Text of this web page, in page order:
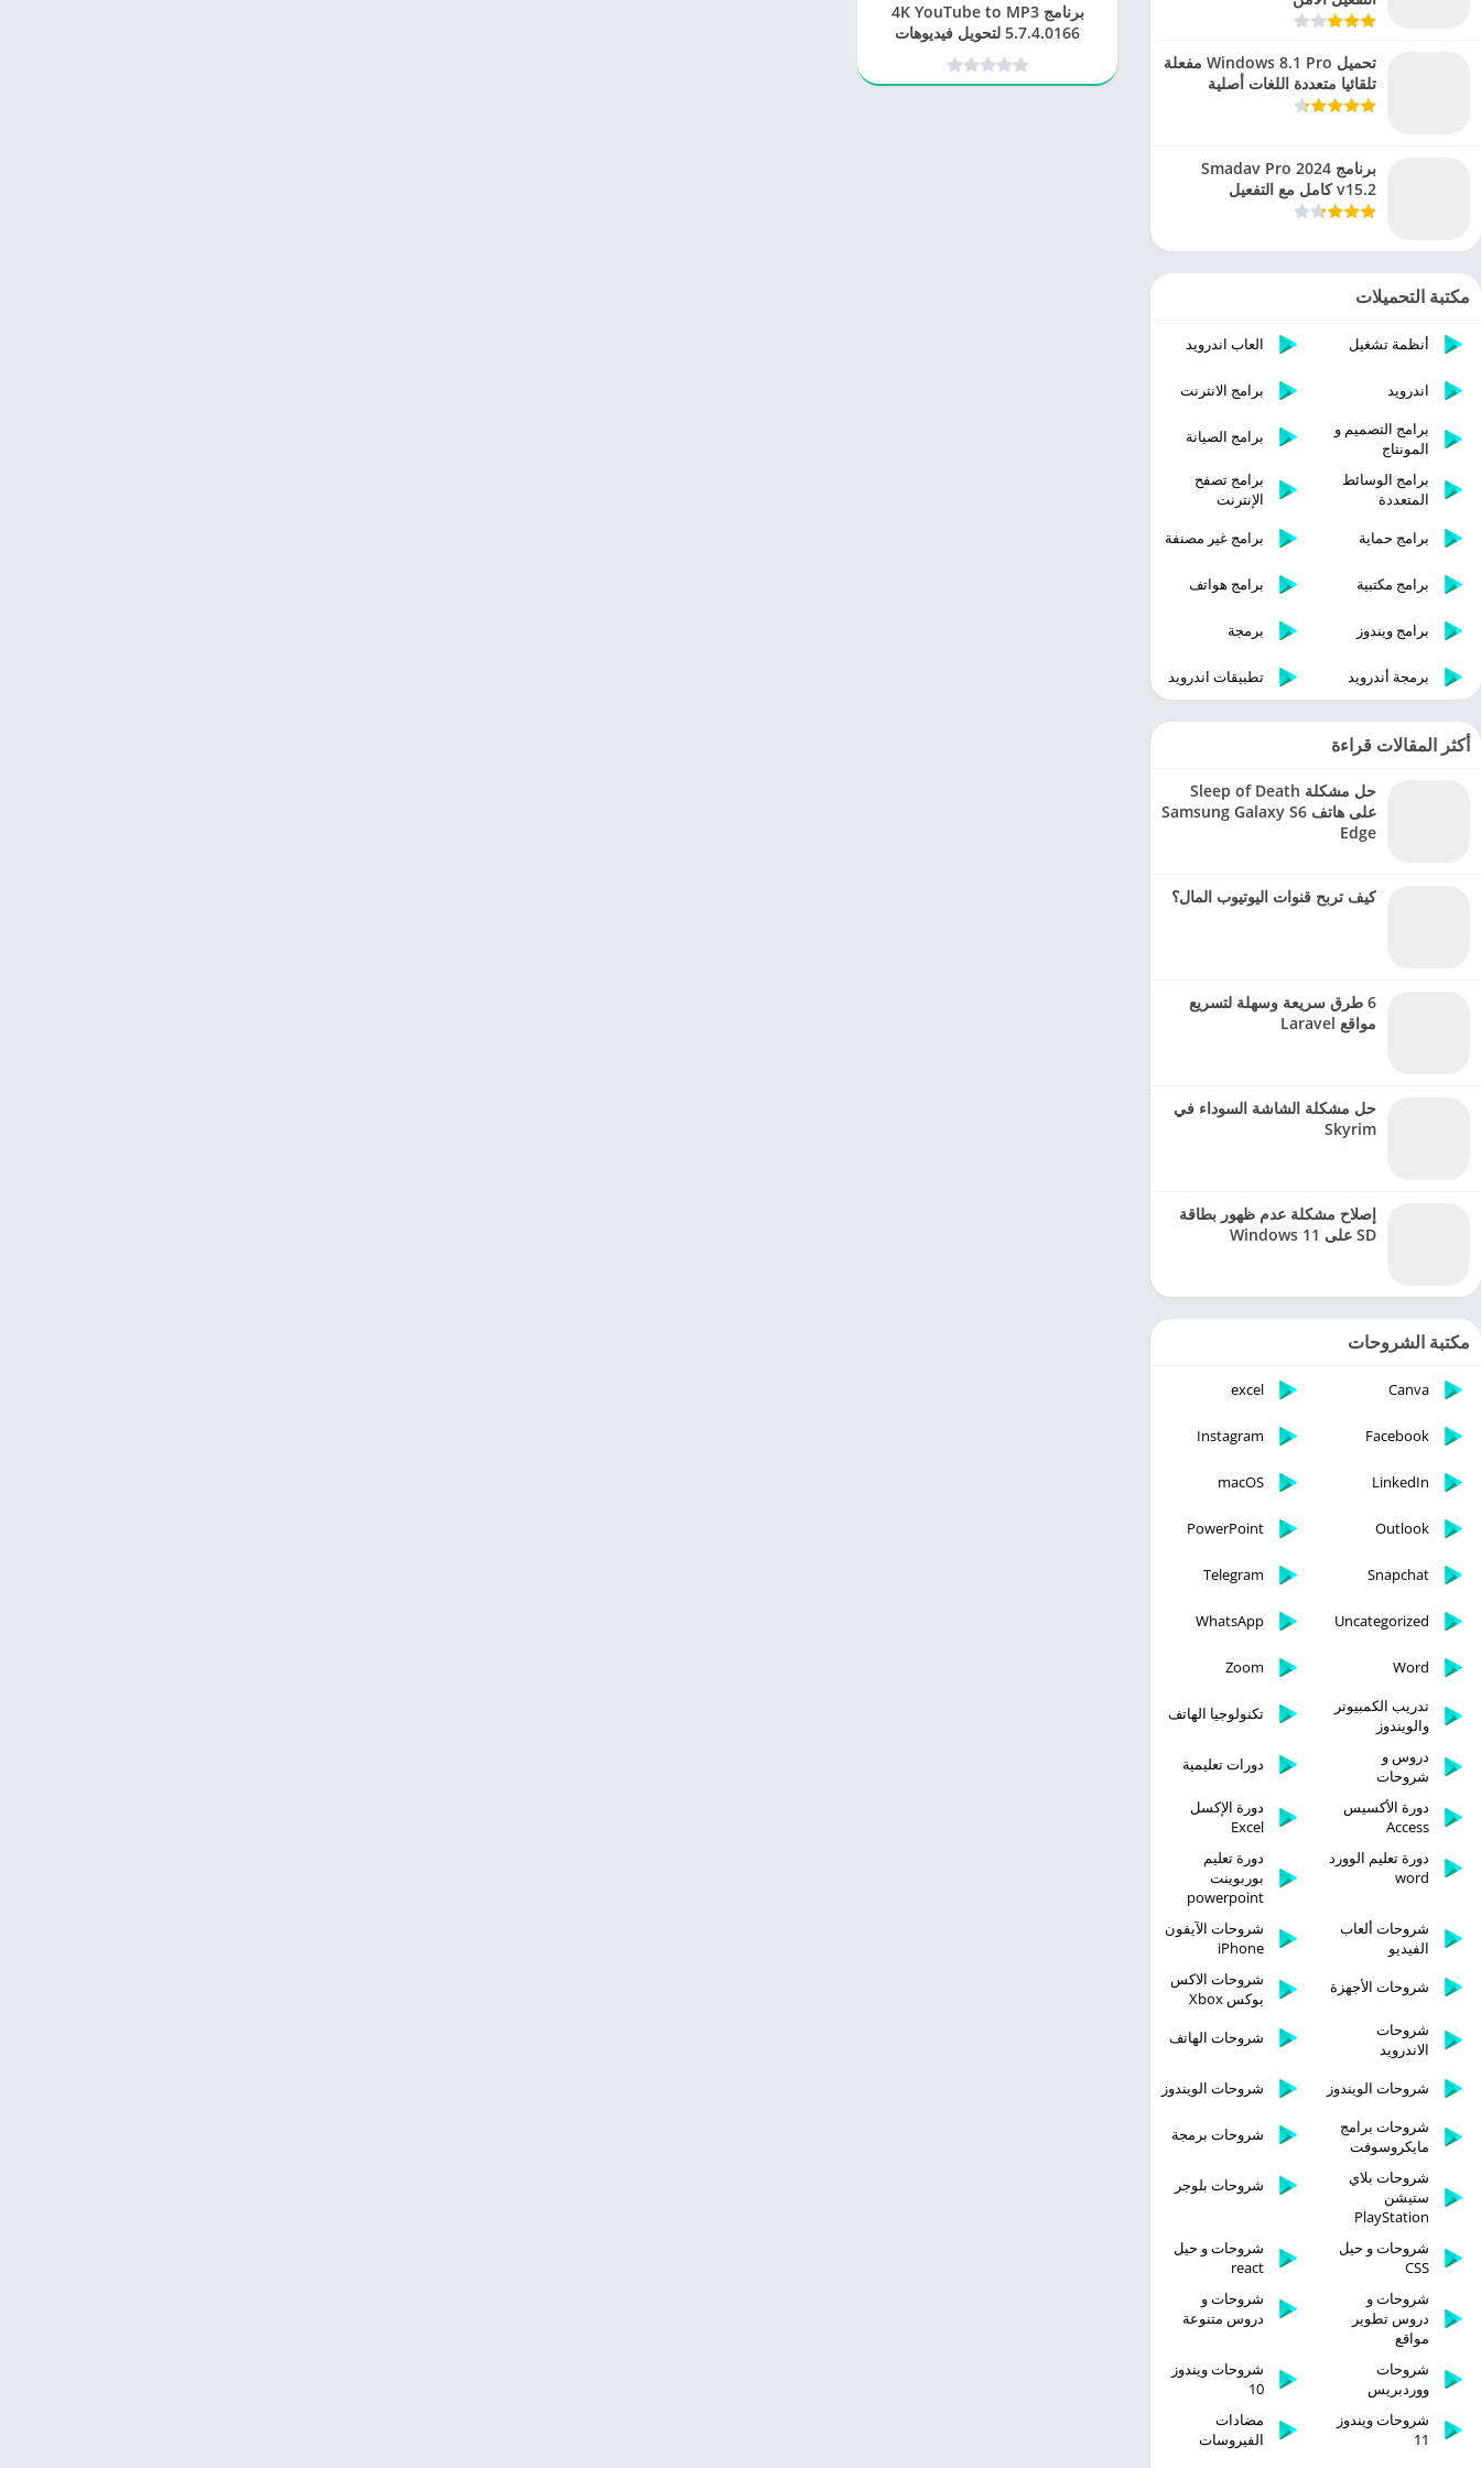
برنامج 4K YouTube to MP3
5.7.4.0166 لتحويل فيديوهات
يوتيوب إلى MP3
تحميل Windows 8.1 Pro مفعلة
تلقائيا متعددة اللغات أصلية
برنامج Smadav Pro 2024
v15.2 كامل مع التفعيل
مكتبة التحميلات
أنظمة تشغيل العاب اندرويد
اندرويد
برامج الانترنت
برامج التصميم و
المونتاج
برامج الصيانة
برامج الوسائط
المتعددة
برامج تصفح
الإنترنت
برامج حماية
برامج غير مصنفة
برامج مكتبية برامج هواتف
برامج ويندوز برمجة
برمجة أندرويد تطبيقات اندرويد
أكثر المقالات قراءة
حل مشكلة Sleep of Death
على هاتف Samsung Galaxy S6
Edge
كيف تربح قنوات اليوتيوب المال؟
6 طرق سريعة وسهلة لتسريع
مواقع Laravel
حل مشكلة الشاشة السوداء في
Skyrim
إصلاح مشكلة عدم ظهور بطاقة
SD على Windows 11
مكتبة الشروحات
Canva
excel
Facebook
Instagram
LinkedIn
macOS
Outlook
PowerPoint
Snapchat
Telegram
Uncategorized
WhatsApp
Word
Zoom
تدريب الكمبيوتر
والويندوز
تكنولوجيا الهاتف
دروس و
شروحات
دورات تعليمية
دورة الأكسيس
Access
دورة الإكسل
Excel
دورة تعليم الوورد
word
دورة تعليم
بوربوينت
powerpoint
شروحات ألعاب
الفيديو
شروحات الآيفون
iPhone
شروحات الأجهزة
شروحات الاكس
بوكس Xbox
شروحات
الاندرويد
شروحات الهاتف
شروحات الويندوز
شروحات الويندوز
شروحات برامج
مايكروسوفت
شروحات برمجة
شروحات بلاي
ستيشن
PlayStation
شروحات بلوجر
شروحات و حيل
CSS
شروحات و حيل
react
شروحات و
دروس تطوير
مواقع
شروحات و
دروس متنوعة
شروحات
ووردبريس
شروحات ويندوز
10
شروحات ويندوز
11
مضادات
الفيروسات